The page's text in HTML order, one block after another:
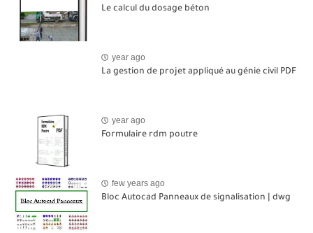
Le calcul du dosage béton
year ago
La gestion de projet appliqué au génie civil PDF
year ago
Formulaire rdm poutre
few years ago
Bloc Autocad Panneaux de signalisation | dwg